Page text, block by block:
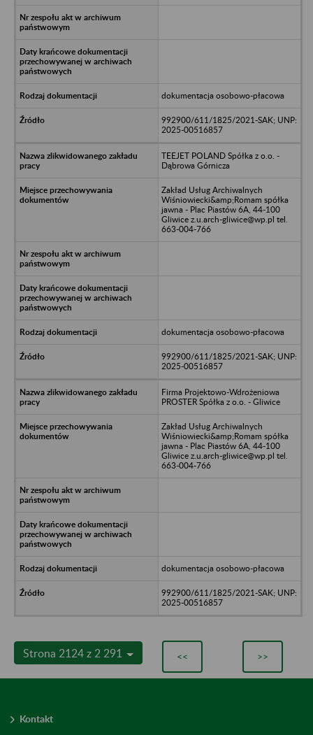
dokumentacja osobowo-płacowa
992900/611/1825/2021-SAK; UNP:
2025-00516857
TEEJET POLAND Spółka z o.o. -
Dąbrowa Górnicza
Zakład Usług Archiwalnych
Wiśniowiecki&amp;Romam spółka
jawna - Plac Piastów 6A, 44-100
Gliwice z.u.arch-gliwice@wp.pl tel.
663-004-766
dokumentacja osobowo-płacowa
992900/611/1825/2021-SAK; UNP:
2025-00516857
Firma Projektowo-Wdrożeniowa
PROSTER Spółka z o.o. - Gliwice
Zakład Usług Archiwalnych
Wiśniowiecki&amp;Romam spółka
jawna - Plac Piastów 6A, 44-100
Gliwice z.u.arch-gliwice@wp.pl tel.
663-004-766
dokumentacja osobowo-płacowa
992900/611/1825/2021-SAK; UNP:
2025-00516857
Strona 2124 z 2 291 << >>
Kontakt